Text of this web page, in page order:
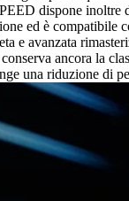
dispone inoltre
ed è compatibile
e avanzata
ancora la
una riduzione di